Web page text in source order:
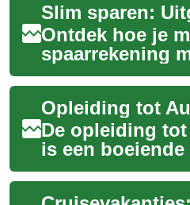
Ontdek hoe je
spaarrekening
geld haalt.
gids legt uit
spaarrek...
De opleiding
is een boeiende
keuze voor
gepassioneerd